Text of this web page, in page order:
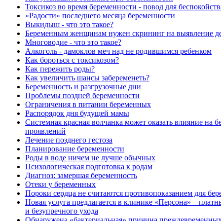
Токсикоз во время беременности - повод для
«Радости» последнего месяца беременности
Выкидыш - что это такое?
Беременным женщинам нужен скрининг на выявление
Многоводие - что это такое?
Алкоголь - дамоклов меч над не родившимся ребенком
Как бороться с токсикозом?
Как пережить роды?
Как увеличить шансы забеременеть?
Беременность и разгрузочные дни
Проблемы поздней беременности
Ограничения в питании беременных
Распорядок дня будущей мамы
Системная красная волчанка может оказать влияние на
проявлений
Лечение позднего гестоза
Планирование беременности
Роды в воде ничем не лучше обычных
Психологическая подготовка к родам
Диагноз: замершая беременность
Отеки у беременных
Пороки сердца не считаются противопоказанием для
Новая услуга предлагается в клинике «Персона» –
и безупречного ухода